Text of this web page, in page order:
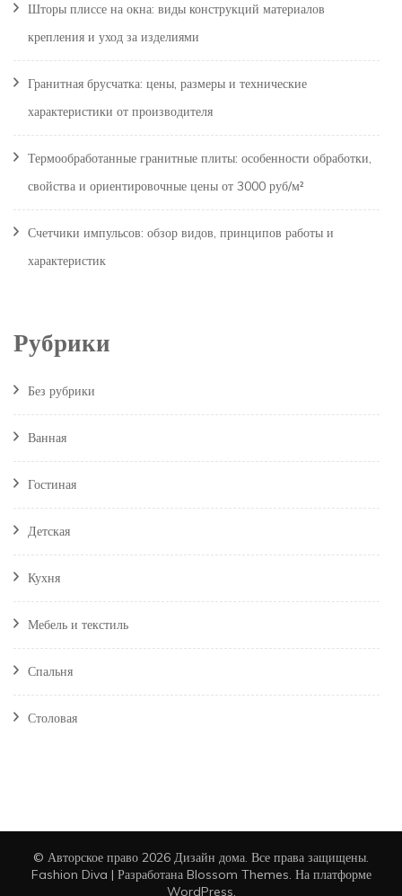
Шторы плиссе на окна: виды конструкций материалов
крепления и уход за изделиями
Гранитная брусчатка: цены, размеры и технические
характеристики от производителя
Термообработанные гранитные плиты: особенности обработки,
свойства и ориентировочные цены от 3000 руб/м²
Счетчики импульсов: обзор видов, принципов работы и
характеристик
Рубрики
Без рубрики
Ванная
Гостиная
Детская
Кухня
Мебель и текстиль
Спальня
Столовая
© Авторское право 2026 Дизайн дома. Все права защищены.
Fashion Diva | Разработана Blossom Themes. На платформе
WordPress.